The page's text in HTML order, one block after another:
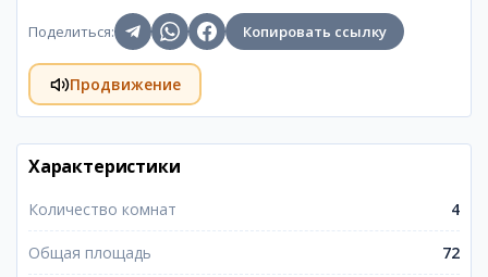
Поделиться: Копировать ссылку
Продвижение
Характеристики
Количество комнат 4
Общая площадь 72